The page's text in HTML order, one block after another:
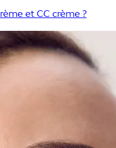
et CC crème ?